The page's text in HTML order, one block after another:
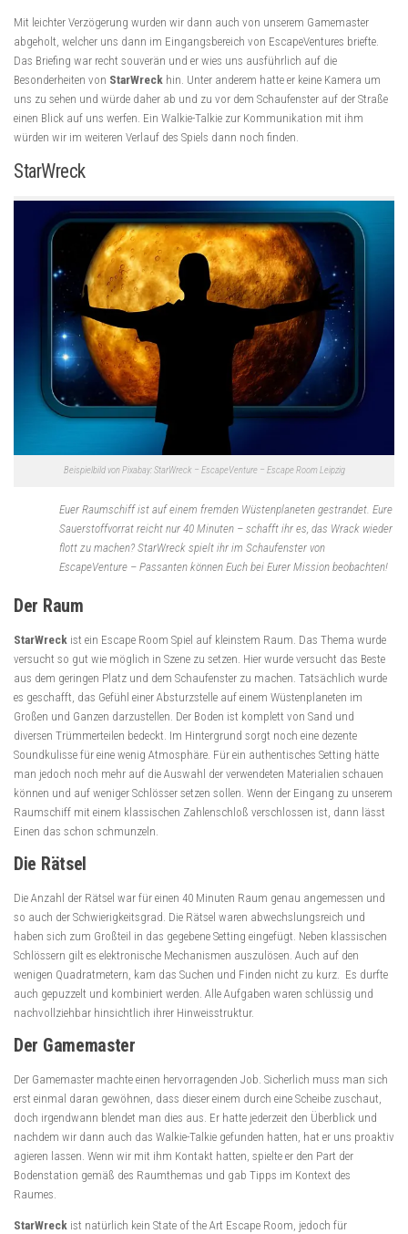
Mit leichter Verzögerung wurden wir dann auch von unserem Gamemaster
abgeholt, welcher uns dann im Eingangsbereich von EscapeVentures briefte.
Das Briefing war recht souverän und er wies uns ausführlich auf die
Besonderheiten von StarWreck hin. Unter anderem hatte er keine Kamera um
uns zu sehen und würde daher ab und zu vor dem Schaufenster auf der Straße
einen Blick auf uns werfen. Ein Walkie-Talkie zur Kommunikation mit ihm
würden wir im weiteren Verlauf des Spiels dann noch finden.
StarWreck
Beispielbild von Pixabay: StarWreck – EscapeVenture – Escape Room Leipzig
Euer Raumschiff ist auf einem fremden Wüstenplaneten gestrandet. Eure
Sauerstoffvorrat reicht nur 40 Minuten – schafft ihr es, das Wrack wieder
flott zu machen? StarWreck spielt ihr im Schaufenster von
EscapeVenture – Passanten können Euch bei Eurer Mission beobachten!
Der Raum
StarWreck ist ein Escape Room Spiel auf kleinstem Raum. Das Thema wurde
versucht so gut wie möglich in Szene zu setzen. Hier wurde versucht das Beste
aus dem geringen Platz und dem Schaufenster zu machen. Tatsächlich wurde
es geschafft, das Gefühl einer Absturzstelle auf einem Wüstenplaneten im
Großen und Ganzen darzustellen. Der Boden ist komplett von Sand und
diversen Trümmerteilen bedeckt. Im Hintergrund sorgt noch eine dezente
Soundkulisse für eine wenig Atmosphäre. Für ein authentisches Setting hätte
man jedoch noch mehr auf die Auswahl der verwendeten Materialien schauen
können und auf weniger Schlösser setzen sollen. Wenn der Eingang zu unserem
Raumschiff mit einem klassischen Zahlenschloß verschlossen ist, dann lässt
Einen das schon schmunzeln.
Die Rätsel
Die Anzahl der Rätsel war für einen 40 Minuten Raum genau angemessen und
so auch der Schwierigkeitsgrad. Die Rätsel waren abwechslungsreich und
haben sich zum Großteil in das gegebene Setting eingefügt. Neben klassischen
Schlössern gilt es elektronische Mechanismen auszulösen. Auch auf den
wenigen Quadratmetern, kam das Suchen und Finden nicht zu kurz. Es durfte
auch gepuzzelt und kombiniert werden. Alle Aufgaben waren schlüssig und
nachvollziehbar hinsichtlich ihrer Hinweisstruktur.
Der Gamemaster
Der Gamemaster machte einen hervorragenden Job. Sicherlich muss man sich
erst einmal daran gewöhnen, dass dieser einem durch eine Scheibe zuschaut,
doch irgendwann blendet man dies aus. Er hatte jederzeit den Überblick und
nachdem wir dann auch das Walkie-Talkie gefunden hatten, hat er uns proaktiv
agieren lassen. Wenn wir mit ihm Kontakt hatten, spielte er den Part der
Bodenstation gemäß des Raumthemas und gab Tipps im Kontext des
Raumes.
StarWreck ist natürlich kein State of the Art Escape Room, jedoch für